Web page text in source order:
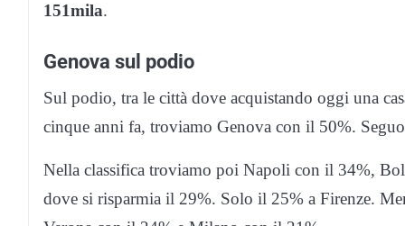
151mila.
Genova sul podio
Sul podio, tra le città dove acquistando oggi una
cinque anni fa, troviamo Genova con il 50%.
Nella classifica troviamo poi Napoli con il 34%,
dove si risparmia il 29%. Solo il 25% a Firenze.